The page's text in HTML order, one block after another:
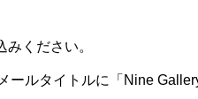
ください。
ールタイトルに「Nine